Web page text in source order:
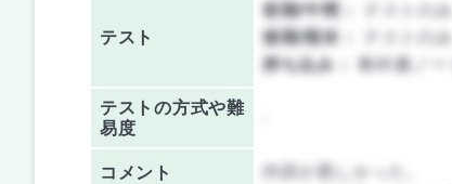
テスト
前期/中間：
テストのみ
後期/期末：
テストのみ
持ち込み：
教科書ノー
テストの方式や難
易度
コメント